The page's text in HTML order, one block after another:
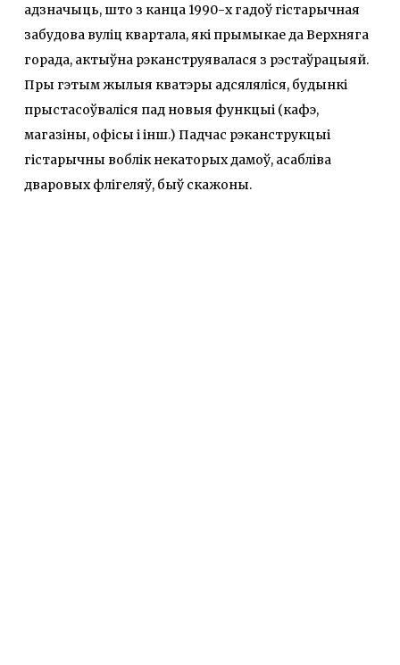
адзначыць, што з канца 1990-х гадоў гістарычная
забудова вуліц квартала, які прымыкае да Верхняга
горада, актыўна рэканструявалася з рэстаўрацыяй.
Пры гэтым жылыя кватэры адсяляліся, будынкі
прыстасоўваліся пад новыя функцыі (кафэ,
магазіны, офісы і інш.) Падчас рэканструкцыі
гістарычны воблік некаторых дамоў, асабліва
дваровых флігеляў, быў скажоны.